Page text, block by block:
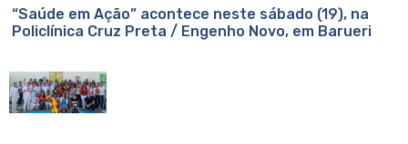
“Saúde em Ação” acontece neste sábado (19), na
Policlínica Cruz Preta / Engenho Novo, em Barueri